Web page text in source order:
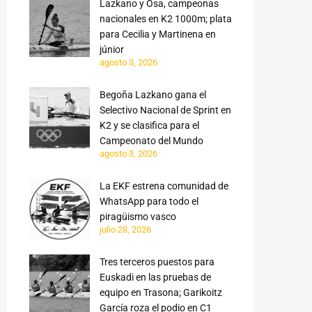
Lazkano y Osa, campeonas
nacionales en K2 1000m; plata
para Cecilia y Martinena en
júnior
agosto 3, 2026
Begoña Lazkano gana el
Selectivo Nacional de Sprint en
K2 y se clasifica para el
Campeonato del Mundo
agosto 3, 2026
La EKF estrena comunidad de
WhatsApp para todo el
piragüismo vasco
julio 28, 2026
Tres terceros puestos para
Euskadi en las pruebas de
equipo en Trasona; Garikoitz
García roza el podio en C1